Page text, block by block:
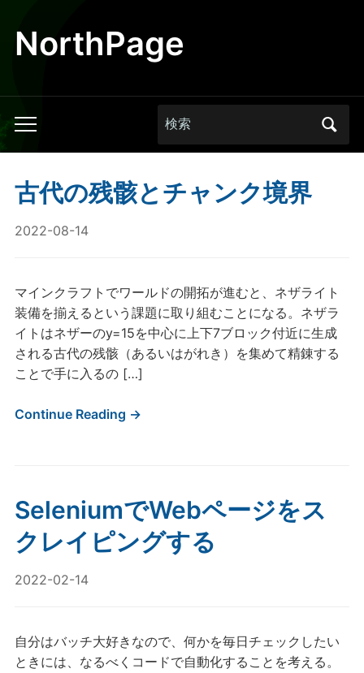
NorthPage
Toggle
mobile
Search
for:
古代の残骸とチャンク境界
2022-08-14
マインクラフトでワールドの開拓が進むと、ネザライト
装備を揃えるという課題に取り組むことになる。ネザラ
イトはネザーのy=15を中心に上下7ブロック付近に生成
される古代の残骸（あるいはがれき）を集めて精錬する
ことで手に入るの […]
Continue Reading →
SeleniumでWebページをス
クレイピングする
2022-02-14
自分はバッチ大好きなので、何かを毎日チェックしたい
ときには、なるべくコードで自動化することを考える。